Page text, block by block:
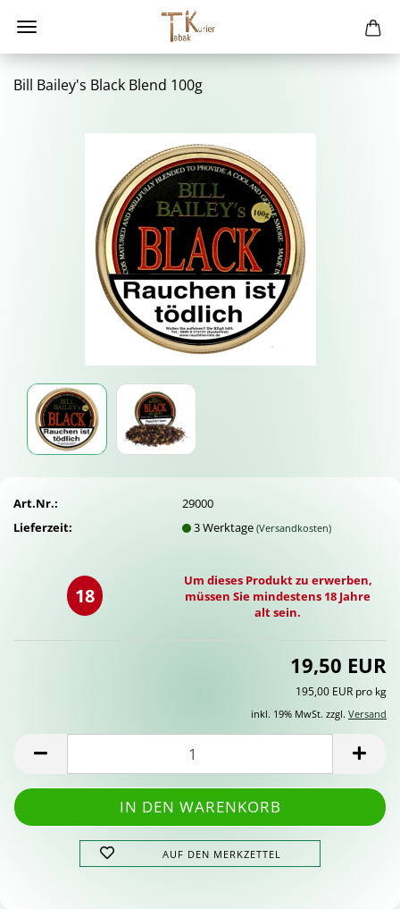
Bill Bai­ley's Black Blend 100g
Art.Nr.:
29000
Lieferzeit:
3 Werktage(Versandkosten)
18
Um dieses Produkt zu erwerben,
müssen Sie mindestens 18 Jahre
alt sein.
19,50 EUR
195,00 EUR pro kg
inkl. 19% MwSt. zzgl. Versand
AUF DEN MERKZETTEL